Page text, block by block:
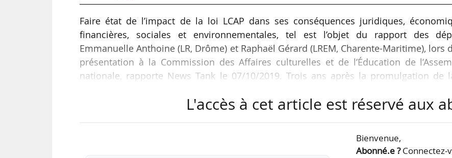
Faire état de l’impact de la loi LCAP dans ses conséquences juridiques,
financières, sociales et environnementales, tel est l’objet du rapport des
Emmanuelle Anthoine (LR, Drôme) et Raphaël Gérard (LREM, Charente-Maritime), lors
présentation à la Commission des Affaires culturelles et de l’Éducation de
nationale, rapporte News Tank le 07/10/2019. Trois ans après la promulgation de
des mesures phares de la loi » dans le domaine des archives, de l’archéologie
S’agissant des archives, la loi LCAP visait à adapter le service public des
L'accès à cet article est réservé aux
Bienvenue,
Abonné.e ?Connectez-